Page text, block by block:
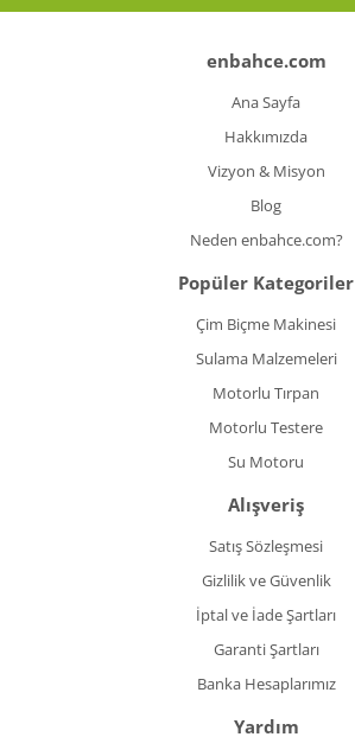
enbahce.com
Ana Sayfa
Hakkımızda
Vizyon & Misyon
Blog
Neden enbahce.com?
Popüler Kategoriler
Çim Biçme Makinesi
Sulama Malzemeleri
Motorlu Tırpan
Motorlu Testere
Su Motoru
Alışveriş
Satış Sözleşmesi
Gizlilik ve Güvenlik
İptal ve İade Şartları
Garanti Şartları
Banka Hesaplarımız
Yardım